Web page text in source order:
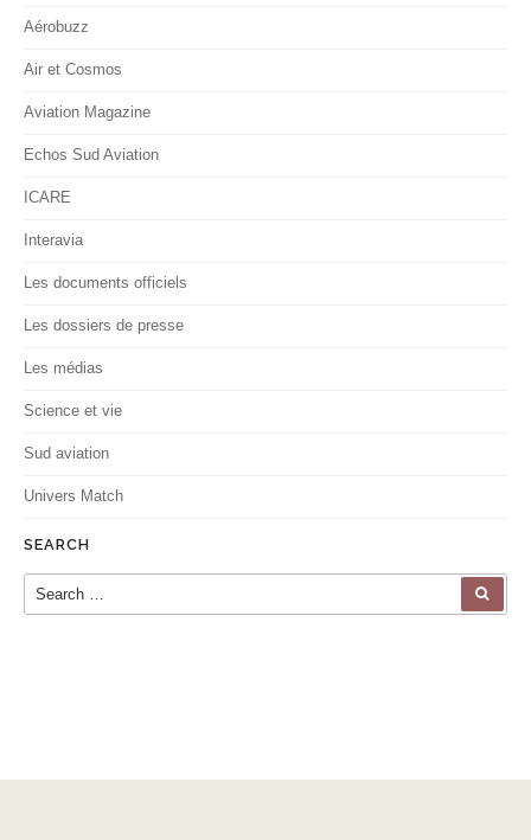
Aérobuzz
Air et Cosmos
Aviation Magazine
Echos Sud Aviation
ICARE
Interavia
Les documents officiels
Les dossiers de presse
Les médias
Science et vie
Sud aviation
Univers Match
SEARCH
Search for: